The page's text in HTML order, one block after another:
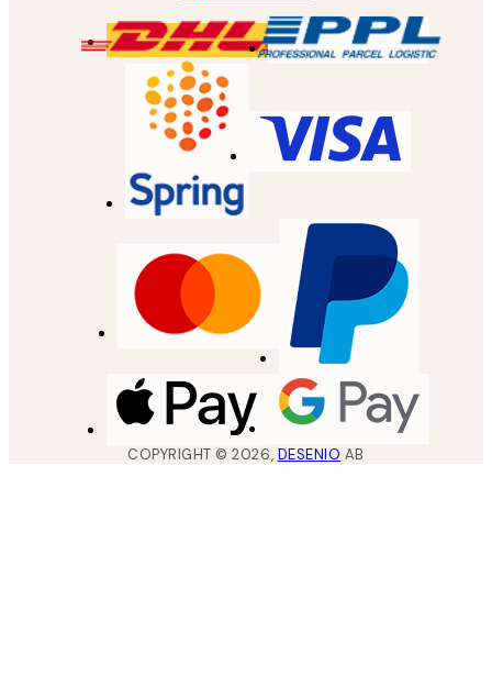
COPYRIGHT ©2026, DESENIO AB